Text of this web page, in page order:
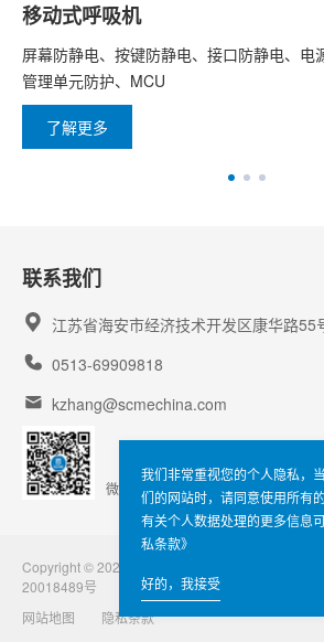
我们非常重视您的个人隐私，
们的网站时，请同意使用所有
有关个人数据处理的更多信息
私条款》
好的，我接受
移动式呼吸机
屏幕防静电、按键防静电、接口防静电、电
管理单元防护、MCU
了解更多
联系我们
江苏省海安市经济技术开发区康华路55
0513-69909818
kzhang@scmechina.com
微信扫一扫
Copyright © 2022 All Rights Reserved 江苏晟驰微
20018489号
Powered by Yongsy
网站地图
隐私条款